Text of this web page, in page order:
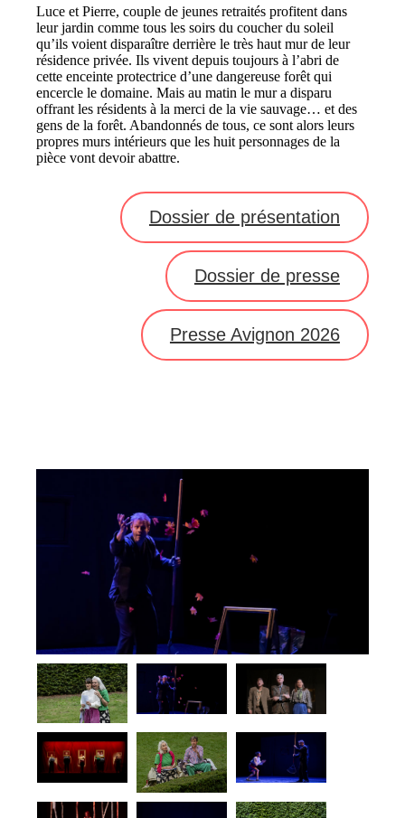
Luce et Pierre, couple de jeunes retraités profitent dans
leur jardin comme tous les soirs du coucher du soleil
qu’ils voient disparaître derrière le très haut mur de leur
résidence privée. Ils vivent depuis toujours à l’abri de
cette enceinte protectrice d’une dangereuse forêt qui
encercle le domaine. Mais au matin le mur a disparu
offrant les résidents à la merci de la vie sauvage… et des
gens de la forêt. Abandonnés de tous, ce sont alors leurs
propres murs intérieurs que les huit personnages de la
pièce vont devoir abattre.
Dossier de présentation
Dossier de presse
Presse Avignon 2026